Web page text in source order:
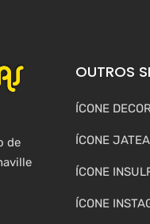
de
OUTROS
ÍCONE DECOR
ÍCONE
ÍCONE
ÍCONE